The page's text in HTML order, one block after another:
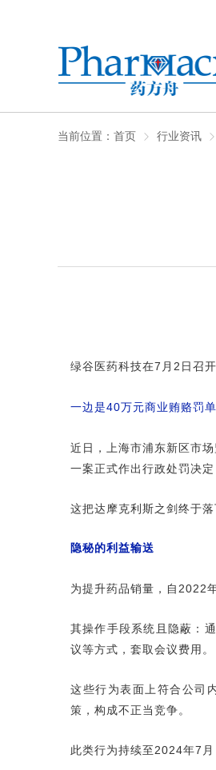
当前位置： 首页 行业资讯
绿谷医药科技在7 月 2 日召
一边是40万元商业贿赂罚
近日，上海市浦东新区市
一案正式作出行政处罚决
这把达摩克利斯之剑终于
隐秘的利益输送
为提升药品销量，自2022
其操作手段系统且隐蔽：通
议等方式，套取会议费用。
这些行为表面上符合公司
策，构成不正当竞争。
此类行为持续至2024年7